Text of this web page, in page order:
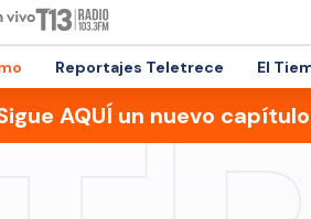
Reportajes Teletrece El
AQUÍ un nuevo